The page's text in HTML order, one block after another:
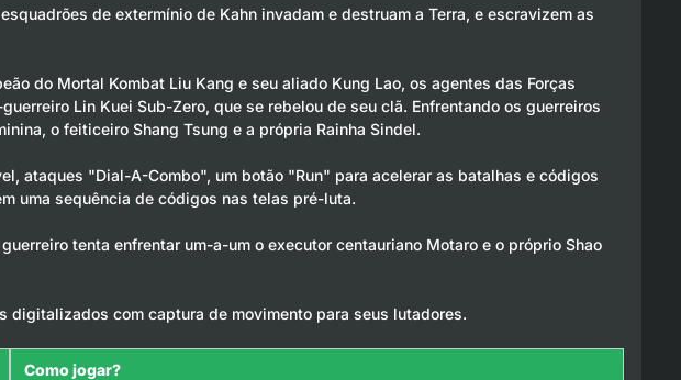
de extermínio de Kahn invadam e destruam a Terra, e escravizem as
do Mortal Kombat Liu Kang e seu aliado Kung Lao, os agentes das Forças
Lin Kuei Sub-Zero, que se rebelou de seu clã. Enfrentando os guerreiros
o feiticeiro Shang Tsung e a própria Rainha Sindel.
ataques "Dial-A-Combo", um botão "Run" para acelerar as batalhas e códigos
uma sequência de códigos nas telas pré-luta.
tenta enfrentar um-a-um o executor centauriano Motaro e o próprio Shao
com captura de movimento para seus lutadores.
Como jogar?